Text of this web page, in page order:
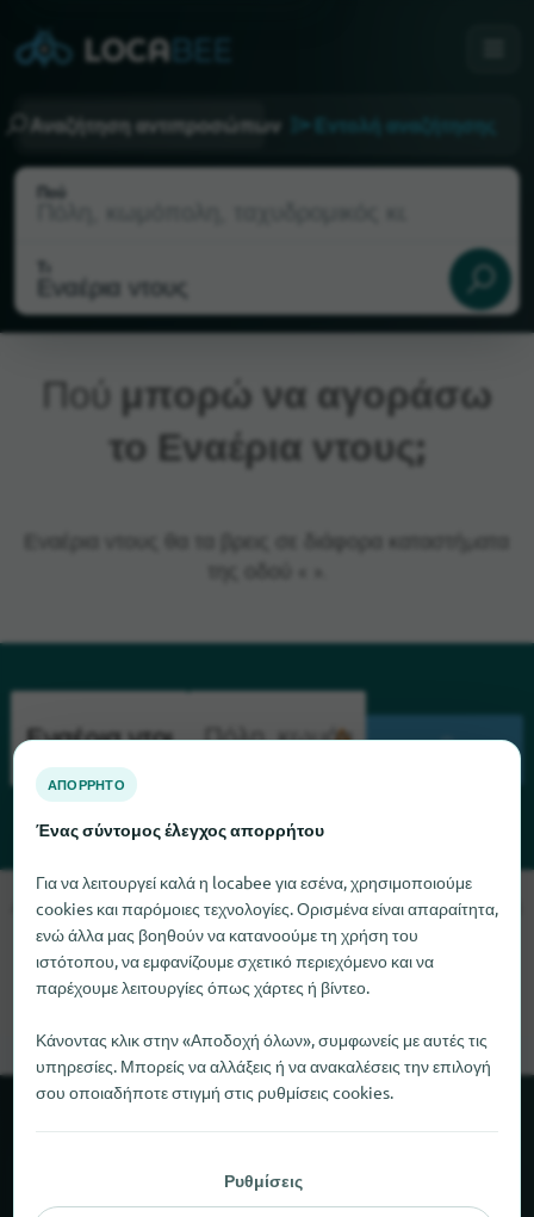
Αναζήτηση αντιπροσώπων Εντολή αναζήτησης
Πού
Τρέχουσα τοποθεσία
Πού μπορώ να αγοράσω
το Εναέρια ντους;
Λυπούμαστε, δεν μπορούμε να βρούμε το Εναέρια ντους αυτή
τη στιγμή. Αν γνωρίζετε πού μπορείτε να βρείτε το Εναέρια
ντους, θα χαρούμε πολύ αν μας ενημερώσετε.
Σχετικά με το locabee
ΑΠΌΡΡΗΤΟ
Ένας σύντομος έλεγχος απορρήτου
Για να λειτουργεί καλά η locabee για εσένα, χρησιμοποιούμε
cookies και παρόμοιες τεχνολογίες. Ορισμένα είναι απαραίτητα,
ενώ άλλα μας βοηθούν να κατανοούμε τη χρήση του
ιστότοπου, να εμφανίζουμε σχετικό περιεχόμενο και να
παρέχουμε λειτουργίες όπως χάρτες ή βίντεο.
Κάνοντας κλικ στην «Αποδοχή όλων», συμφωνείς με αυτές τις
υπηρεσίες. Μπορείς να αλλάξεις ή να ανακαλέσεις την επιλογή
σου οποιαδήποτε στιγμή στις ρυθμίσεις cookies.
Ρυθμίσεις